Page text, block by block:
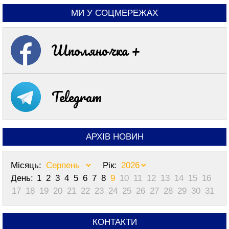
МИ У СОЦМЕРЕЖАХ
Шполяночка +
Telegram
АРХІВ НОВИН
Місяць:
Рік:
День: 1 2 3 4 5 6 7 8 9 10 11 12 13 14 15 16
17 18 19 20 21 22 23 24 25 26 27 28 29 30 31
КОНТАКТИ